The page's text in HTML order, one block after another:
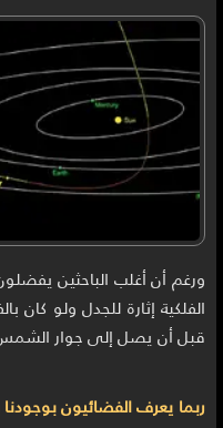
ورغم أن أغلب الباحثين
الفلكية إثارة للجدل ولو
قبل أن يصل إلى جوار
ربما يعرف الفضائيون